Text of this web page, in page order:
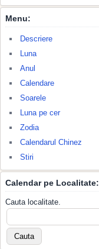
Menu:
Descriere
Luna
Anul
Calendare
Soarele
Luna pe cer
Zodia
Calendarul Chinez
Stiri
Calendar pe Localitate:
Cauta localitate.